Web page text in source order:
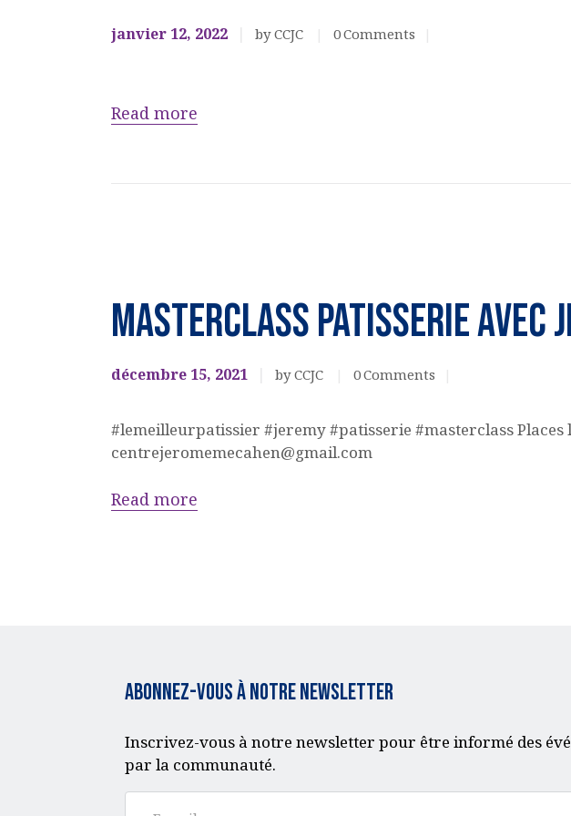
janvier 12, 2022 by CCJC 0Comments
Read more
EVENEMENTS
CULTURELS
MASTERCLASS PATISSERIE
décembre 15, 2021 by CCJC 0Comments
#lemeilleurpatissier #jeremy #patisserie #masterclass
centrejeromemecahen@gmail.com
Read more
Abonnez-vous à notre Newsletter
Inscrivez-vous à notre newsletter pour être informé des
par la communauté.